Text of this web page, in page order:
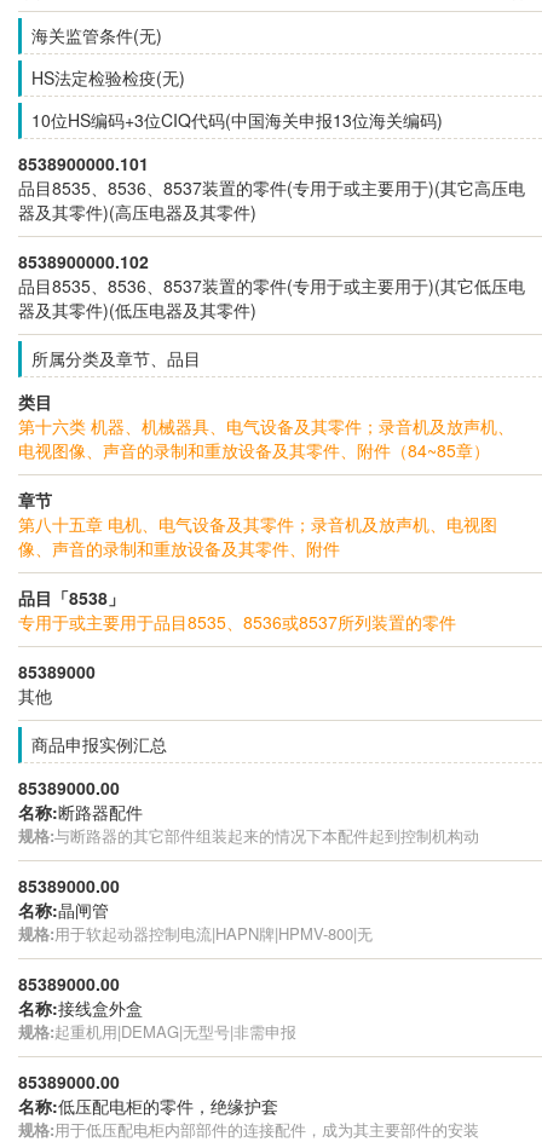
海关监管条件(无)
HS法定检验检疫(无)
10位HS编码+3位CIQ代码(中国海关申报13位海关编码)
8538900000.101
品目8535、8536、8537装置的零件(专用于或主要用于)(其它高压电
器及其零件)(高压电器及其零件)
8538900000.102
品目8535、8536、8537装置的零件(专用于或主要用于)(其它低压电
器及其零件)(低压电器及其零件)
所属分类及章节、品目
类目
第十六类 机器、机械器具、电气设备及其零件；录音机及放声机、
电视图像、声音的录制和重放设备及其零件、附件（84~85章）
章节
第八十五章 电机、电气设备及其零件；录音机及放声机、电视图
像、声音的录制和重放设备及其零件、附件
品目「8538」
专用于或主要用于品目8535、8536或8537所列装置的零件
85389000
其他
商品申报实例汇总
85389000.00
名称:断路器配件
规格:与断路器的其它部件组装起来的情况下本配件起到控制机构动
85389000.00
名称:晶闸管
规格:用于软起动器控制电流|HAPN牌|HPMV-800|无
85389000.00
名称:接线盒外盒
规格:起重机用|DEMAG|无型号|非需申报
85389000.00
名称:低压配电柜的零件，绝缘护套
规格:用于低压配电柜内部部件的连接配件，成为其主要部件的安装